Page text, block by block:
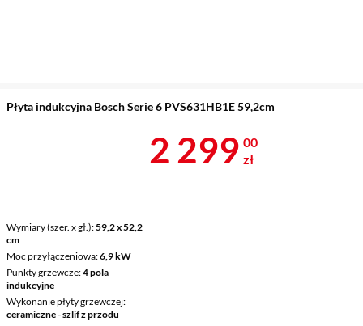
Płyta indukcyjna Bosch Serie 6 PVS631HB1E 59,2cm
Wymiary (szer. x gł.) 59,2 x 52,2
cm
Moc przyłączeniowa 6,9 kW
Punkty grzewcze 4 pola
indukcyjne
Wykonanie płyty grzewczej
ceramiczne - szlif z przodu
Cena 2 299 zł
2 299 00
zł